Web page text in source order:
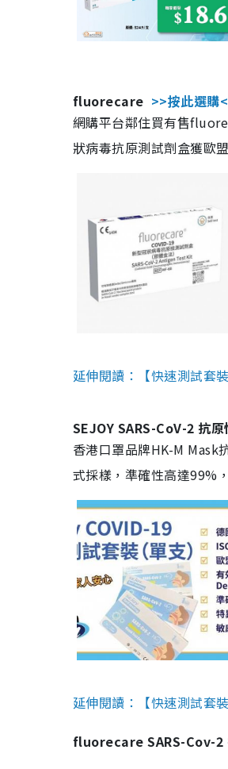
fluorecare >>按此選購
網購平台鄰住買有售
狀病毒抗原測試劑盒獲歐
延伸閱讀：【快速測試套
SEJOY SARS-CoV-2 抗
香港口罩品牌HK-M Mask
式採樣，準確性高達99%
延伸閱讀：【快速測試套
fluorecare SARS-Cov-2